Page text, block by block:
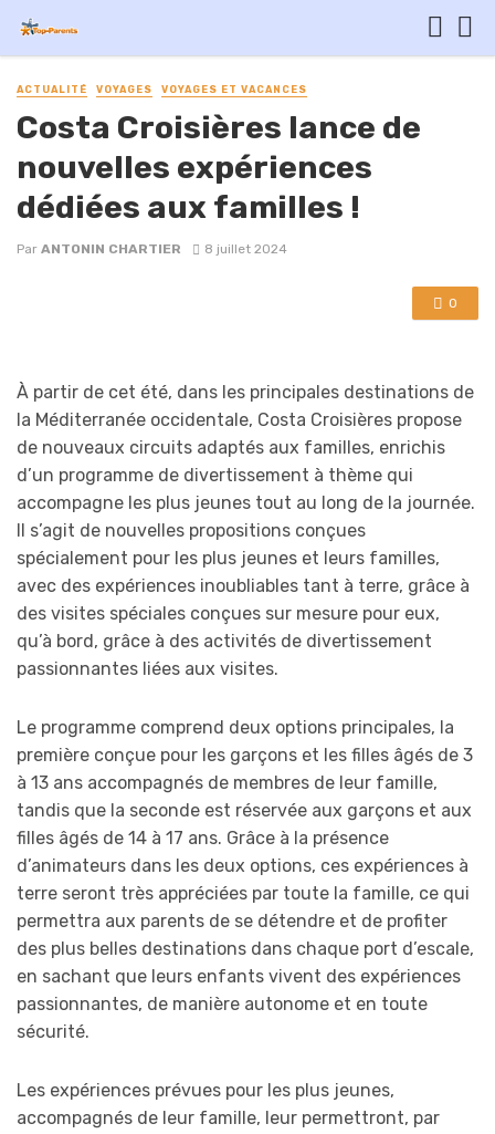
ACTUALITÉ VOYAGES VOYAGES ET VACANCES
Costa Croisières lance de
nouvelles expériences
dédiées aux familles !
Par ANTONIN CHARTIER 8 juillet 2024
0
À partir de cet été, dans les principales destinations de
la Méditerranée occidentale, Costa Croisières propose
de nouveaux circuits adaptés aux familles, enrichis
d’un programme de divertissement à thème qui
accompagne les plus jeunes tout au long de la journée.
Il s’agit de nouvelles propositions conçues
spécialement pour les plus jeunes et leurs familles,
avec des expériences inoubliables tant à terre, grâce à
des visites spéciales conçues sur mesure pour eux,
qu’à bord, grâce à des activités de divertissement
passionnantes liées aux visites.
Le programme comprend deux options principales, la
première conçue pour les garçons et les filles âgés de 3
à 13 ans accompagnés de membres de leur famille,
tandis que la seconde est réservée aux garçons et aux
filles âgés de 14 à 17 ans. Grâce à la présence
d’animateurs dans les deux options, ces expériences à
terre seront très appréciées par toute la famille, ce qui
permettra aux parents de se détendre et de profiter
des plus belles destinations dans chaque port d’escale,
en sachant que leurs enfants vivent des expériences
passionnantes, de manière autonome et en toute
sécurité.
Les expériences prévues pour les plus jeunes,
accompagnés de leur famille, leur permettront, par